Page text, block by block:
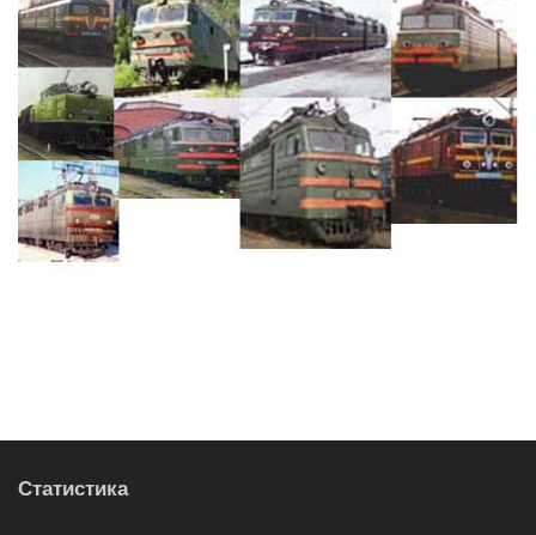
Статистика